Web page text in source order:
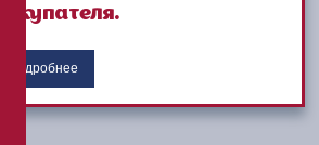
Покупателя.
Подробнее